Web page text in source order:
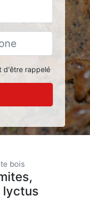
d'être rappelé
bois
lyctus